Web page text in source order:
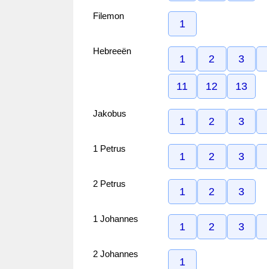
Filemon
1
Hebreeën
1 2 3
11 12 13
Jakobus
1 2 3
1 Petrus
1 2 3
2 Petrus
1 2 3
1 Johannes
1 2 3
2 Johannes
1